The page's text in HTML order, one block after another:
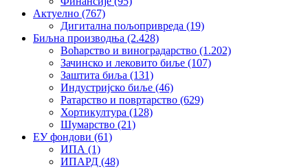
Актуелно (767)
Дигитална пољопривреда (19)
Биљна производња (2.428)
Воћарство и виноградарство (1.202)
Зачинско и лековито биље (107)
Заштита биља (131)
Индустријско биље (46)
Ратарство и повртарство (629)
Хортикултура (128)
Шумарство (21)
ЕУ фондови (61)
ИПА (1)
ИПАРД (48)